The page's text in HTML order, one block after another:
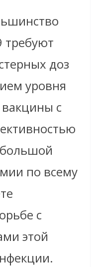
требуют
доз
уровня
с
по всему
с
этой